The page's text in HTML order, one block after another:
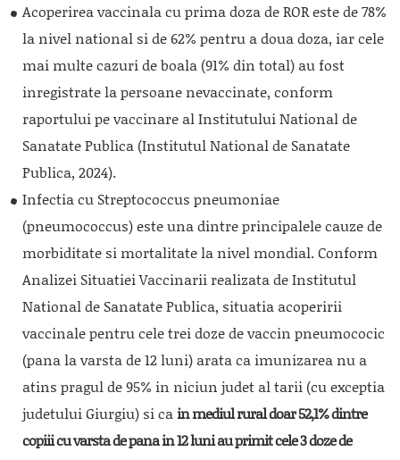
Acoperirea vaccinala cu prima doza de ROR este de 78%
la nivel national si de 62% pentru a doua doza, iar cele
mai multe cazuri de boala (91% din total) au fost
inregistrate la persoane nevaccinate, conform
raportului pe vaccinare al Institutului National de
Sanatate Publica (Institutul National de Sanatate
Publica, 2024).
Infectia cu Streptococcus pneumoniae
(pneumococcus) este una dintre principalele cauze de
morbiditate si mortalitate la nivel mondial. Conform
Analizei Situatiei Vaccinarii realizata de Institutul
National de Sanatate Publica, situatia acoperirii
vaccinale pentru cele trei doze de vaccin pneumococic
(pana la varsta de 12 luni) arata ca imunizarea nu a
atins pragul de 95% in niciun judet al tarii (cu exceptia
judetului Giurgiu) si cain mediul rural doar 52,1% dintre
copiii cu varsta de pana in 12 luni au primit cele 3 doze de